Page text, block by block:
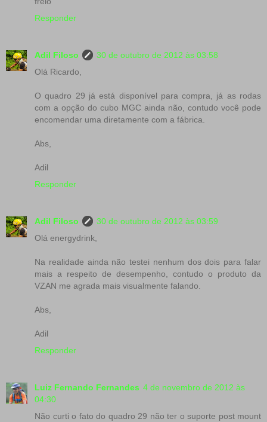
Responder
Adil Filoso
30 de outubro de 2012 às 03:58
Olá Ricardo,
O quadro 29 já está disponível para compra, já as rodas
com a opção do cubo MGC ainda não, contudo você pode
encomendar uma diretamente com a fábrica.
Abs,
Adil
Responder
Adil Filoso
30 de outubro de 2012 às 03:59
Olá energydrink,
Na realidade ainda não testei nenhum dos dois para falar
mais a respeito de desempenho, contudo o produto da
VZAN me agrada mais visualmente falando.
Abs,
Adil
Responder
Luiz Fernando Fernandes 4 de novembro de 2012 às
04:30
Não curti o fato do quadro 29 não ter o suporte post mount